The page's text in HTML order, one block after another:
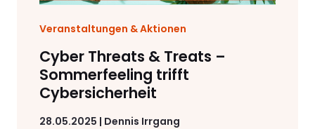
Veranstaltungen & Aktionen
Cyber Threats & Treats –
Sommerfeeling trifft
Cybersicherheit
28.05.2025 | Dennis Irrgang